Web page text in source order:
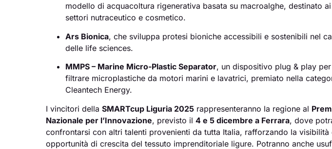
modello di acquacoltura rigenerativa basata su macroalghe, destinato ai
settori nutraceutico e cosmetico.
Ars Bionica, che sviluppa protesi bioniche accessibili e sostenibili nel
delle life sciences.
MMPS – Marine Micro-Plastic Separator, un dispositivo plug & play per
filtrare microplastiche da motori marini e lavatrici, premiato nella
Cleantech Energy.
I vincitori dellaSMARTcup Liguria 2025 rappresenteranno la regione al
Nazionale per l’Innovazione, previsto il4 e 5 dicembre a Ferrara, dove
confrontarsi con altri talenti provenienti da tutta Italia, rafforzando la visibilità
opportunità di crescita del tessuto imprenditoriale ligure. Potranno anche